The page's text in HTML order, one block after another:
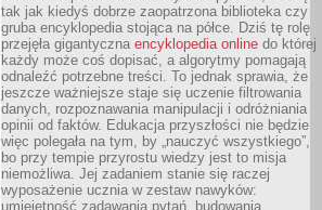
tak jak kiedyś dobrze zaopatrzona biblioteka czy
gruba encyklopedia stojąca na półce. Dziś tę rolę
przejęła gigantyczna encyklopedia online do której
każdy może coś dopisać, a algorytmy pomagają
odnaleźć potrzebne treści. To jednak sprawia, że
jeszcze ważniejsze staje się uczenie filtrowania
danych, rozpoznawania manipulacji i odróżniania
opinii od faktów. Edukacja przyszłości nie będzie
więc polegała na tym, by „nauczyć wszystkiego”,
bo przy tempie przyrostu wiedzy jest to misja
niemożliwa. Jej zadaniem stanie się raczej
wyposażenie ucznia w zestaw nawyków:
umiejętność zadawania pytań, budowania